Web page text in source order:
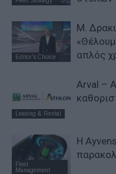
Editor's Choice
Μ.
απλός
Leasing & Rental
Arval –
Fleet
Management
Η